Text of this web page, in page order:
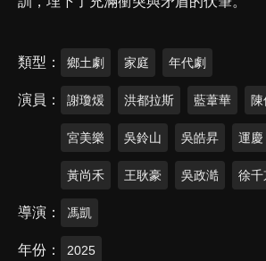
類型 鄉土劇 家庭 年代劇
演員 謝瓊煖 洪都拉斯 藍葦華 陳
宮美樂 吳鈴山 吳皓昇 運慶
黃尚禾 王耿豪 吳政澔 徐千
導演 馮凱
年份 2025